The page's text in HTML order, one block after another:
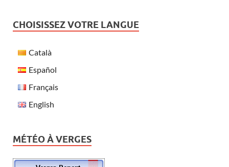
CHOISISSEZ VOTRE LANGUE
Català
Español
Français
English
MÉTÉO À VERGES